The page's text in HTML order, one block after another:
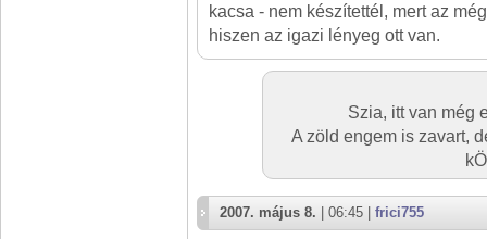
kacsa - nem készítettél, mert az
hiszen az igazi lényeg ott van.
Szia, itt van még
A zöld engem is zavart,
2007. május 8. | 06:45 | frici755